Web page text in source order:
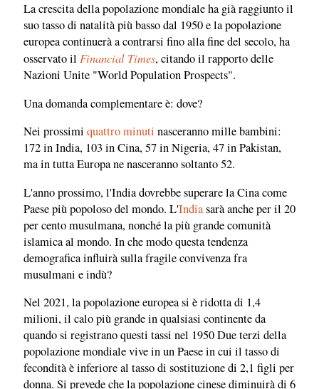
La crescita della popolazione mondiale ha già raggiunto il
suo tasso di natalità più basso dal 1950 e la popolazione
europea continuerà a contrarsi fino alla fine del secolo, ha
osservato il Financial Times, citando il rapporto delle
Nazioni Unite "World Population Prospects".
Una domanda complementare è: dove?
Nei prossimi quattro minuti nasceranno mille bambini:
172 in India, 103 in Cina, 57 in Nigeria, 47 in Pakistan,
ma in tutta Europa ne nasceranno soltanto 52.
L'anno prossimo, l'India dovrebbe superare la Cina come
Paese più popoloso del mondo. L'Indiasarà anche per il 20
per cento musulmana, nonché la più grande comunità
islamica al mondo. In che modo questa tendenza
demografica influirà sulla fragile convivenza fra
musulmani e indù?
Nel 2021, la popolazione europea si è ridotta di 1,4
milioni, il calo più grande in qualsiasi continente da
quando si registrano questi tassi nel 1950 Due terzi della
popolazione mondiale vive in un Paese in cui il tasso di
fecondità è inferiore al tasso di sostituzione di 2,1 figli per
donna. Si prevede che la popolazione cinese diminuirà di 6